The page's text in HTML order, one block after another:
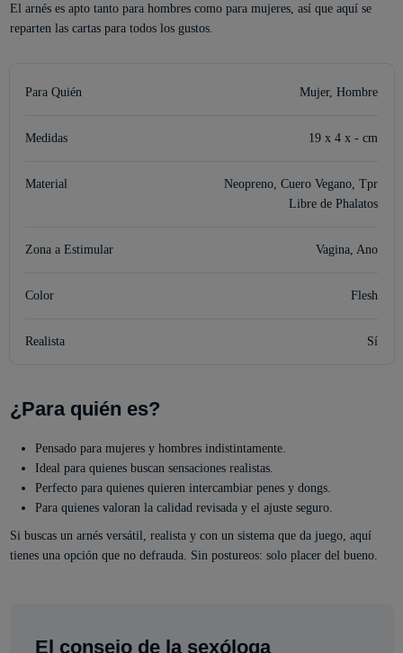
El arnés es apto tanto para hombres como para mujeres, así que aquí se
reparten las cartas para todos los gustos.
Para Quién Mujer, Hombre
Medidas 19 x 4 x - cm
Material
Neopreno, Cuero Vegano, Tpr
Libre de Phalatos
Zona a Estimular Vagina, Ano
Color Flesh
Realista Sí
¿Para quién es?
Pensado para mujeres y hombres indistintamente.
Ideal para quienes buscan sensaciones realistas.
Perfecto para quienes quieren intercambiar penes y dongs.
Para quienes valoran la calidad revisada y el ajuste seguro.
Si buscas un arnés versátil, realista y con un sistema que da juego, aquí
tienes una opción que no defrauda. Sin postureos: solo placer del bueno.
El consejo de la sexóloga